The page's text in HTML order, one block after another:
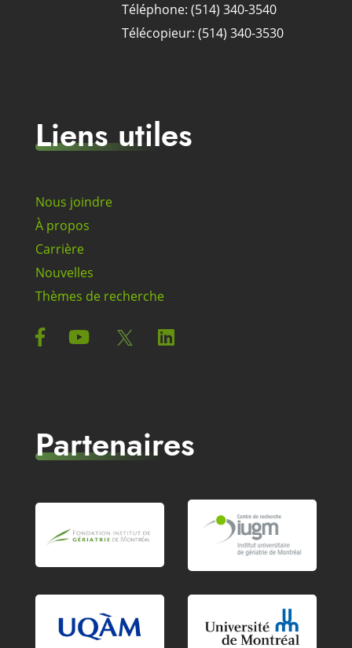
Téléphone: (514) 340-3540
Télécopieur: (514) 340-3530
Liens utiles
Nous joindre
À propos
Carrière
Nouvelles
Thèmes de recherche
Partenaires